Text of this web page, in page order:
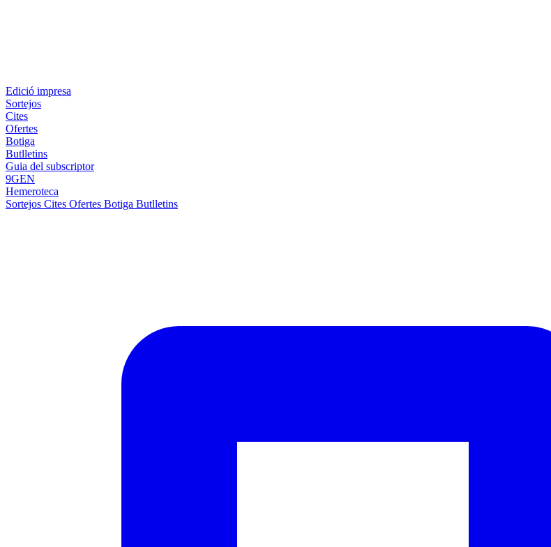
Edició impresa
Sortejos
Cites
Ofertes
Botiga
Butlletins
Guia del subscriptor
9GEN
Hemeroteca
Sortejos Cites Ofertes Botiga Butlletins